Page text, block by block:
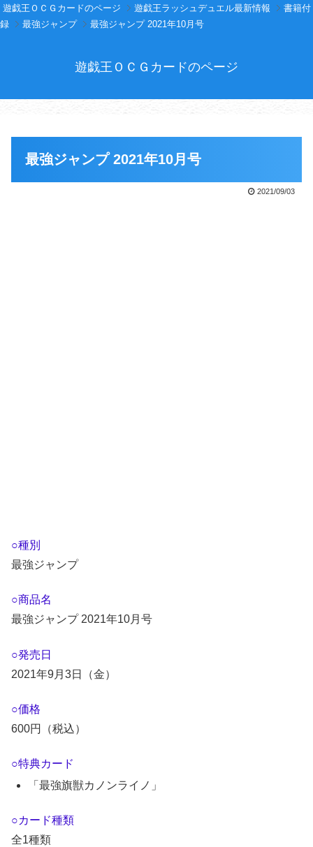
遊戯王ＯＣＧカードのページ 遊戯王ラッシュデュエル最新情報
書籍付
録
最強ジャンプ 最強ジャンプ 2021年10月号
遊戯王ＯＣＧカードのページ
最強ジャンプ 2021年10月号
2021/09/03
○種別
最強ジャンプ
○商品名
最強ジャンプ 2021年10月号
○発売日
2021年9月3日（金）
○価格
600円（税込）
○特典カード
「最強旗獣カノンライノ」
○カード種類
全1種類